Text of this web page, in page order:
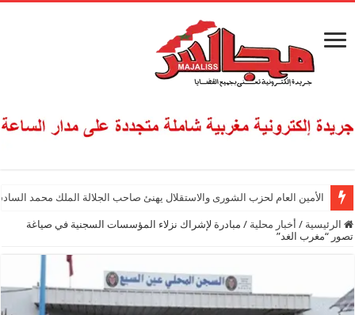
الأمين العام لحزب الشورى والاستقلال يهنئ صاحب الجلالة الملك محمد
الرئيسية / أخبار محلية / مبادرة لإشراك نزلاء المؤسسات السجنية في صياغة
تصور “مغرب الغد”